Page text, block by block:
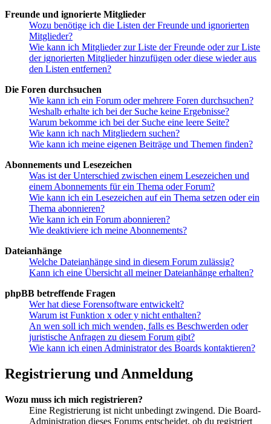
Freunde und ignorierte Mitglieder
Wozu benötige ich die Listen der Freunde und ignorierten
Mitglieder?
Wie kann ich Mitglieder zur Liste der Freunde oder zur Liste
der ignorierten Mitglieder hinzufügen oder diese wieder aus
den Listen entfernen?
Die Foren durchsuchen
Wie kann ich ein Forum oder mehrere Foren durchsuchen?
Weshalb erhalte ich bei der Suche keine Ergebnisse?
Warum bekomme ich bei der Suche eine leere Seite?
Wie kann ich nach Mitgliedern suchen?
Wie kann ich meine eigenen Beiträge und Themen finden?
Abonnements und Lesezeichen
Was ist der Unterschied zwischen einem Lesezeichen und
einem Abonnements für ein Thema oder Forum?
Wie kann ich ein Lesezeichen auf ein Thema setzen oder ein
Thema abonnieren?
Wie kann ich ein Forum abonnieren?
Wie deaktiviere ich meine Abonnements?
Dateianhänge
Welche Dateianhänge sind in diesem Forum zulässig?
Kann ich eine Übersicht all meiner Dateianhänge erhalten?
phpBB betreffende Fragen
Wer hat diese Forensoftware entwickelt?
Warum ist Funktion x oder y nicht enthalten?
An wen soll ich mich wenden, falls es Beschwerden oder
juristische Anfragen zu diesem Forum gibt?
Wie kann ich einen Administrator des Boards kontaktieren?
Registrierung und Anmeldung
Wozu muss ich mich registrieren?
Eine Registrierung ist nicht unbedingt zwingend. Die Board-
Administration dieses Forums entscheidet, ob du registriert